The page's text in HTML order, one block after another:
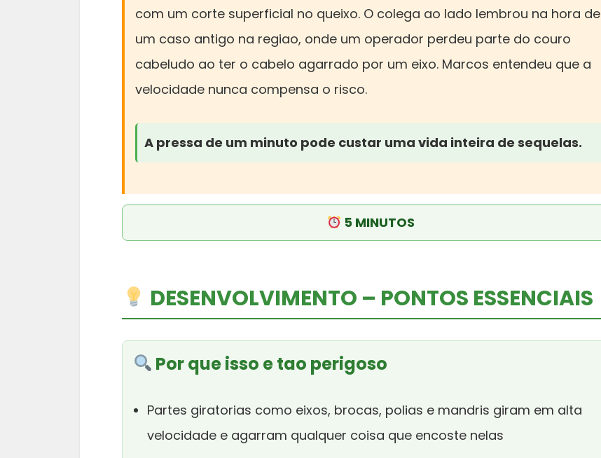
com um corte superficial no queixo. O colega ao lado lembrou na hora de
um caso antigo na regiao, onde um operador perdeu parte do couro
cabeludo ao ter o cabelo agarrado por um eixo. Marcos entendeu que a
velocidade nunca compensa o risco.
A pressa de um minuto pode custar uma vida inteira de sequelas.
5 MINUTOS
DESENVOLVIMENTO – PONTOS ESSENCIAIS
Por que isso e tao perigoso
Partes giratorias como eixos, brocas, polias e mandris giram em alta
velocidade e agarram qualquer coisa que encoste nelas